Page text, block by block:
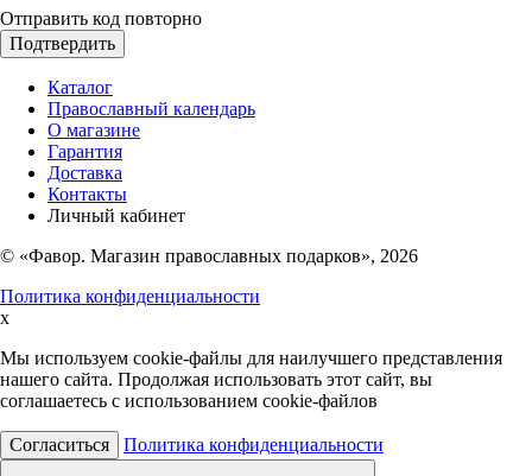
Отправить код повторно
Подтвердить
Каталог
Православный календарь
О магазине
Гарантия
Доставка
Контакты
Личный кабинет
© «Фавор. Магазин православных подарков», 2026
Политика конфиденциальности
x
Мы используем cookie-файлы для наилучшего представления
нашего сайта. Продолжая использовать этот сайт, вы
соглашаетесь с использованием cookie-файлов
Согласиться Политика конфиденциальности